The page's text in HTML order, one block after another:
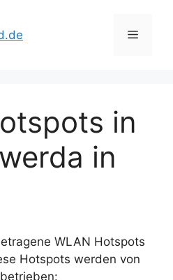
Menü
in
in
WLAN Hotspots
Hotspots werden von